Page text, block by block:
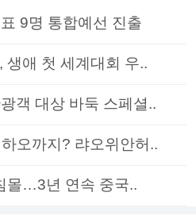
9명 통합예선 진출
생애 첫 세계대회 우..
객 대상 바둑 스페셜..
오까지? 랴오위안허..
몰…3년 연속 중국..